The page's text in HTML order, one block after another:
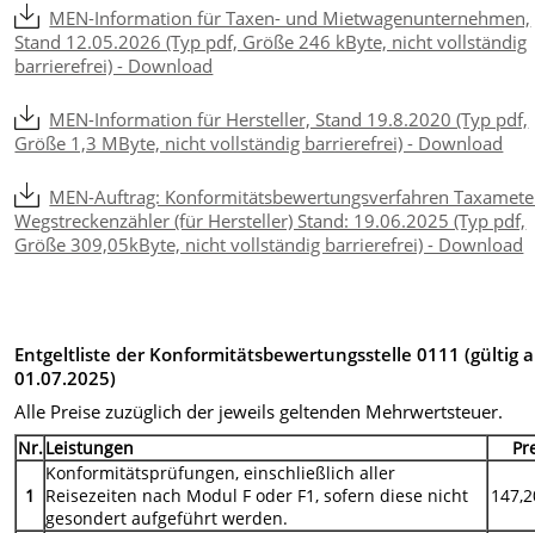
MEN-Information für Taxen- und Mietwagenunternehmen,
Stand 12.05.2026 (Typ pdf, Größe 246 kByte, nicht vollständig
barrierefrei) - Download
MEN-Information für Hersteller, Stand 19.8.2020 (Typ pdf,
Größe 1,3 MByte, nicht vollständig barrierefrei) - Download
MEN-Auftrag: Konformitätsbewertungsverfahren
Wegstreckenzähler (für Hersteller) Stand: 19.06.2025 (Typ pdf,
Größe 309,05kByte, nicht vollständig barrierefrei) - Download
Entgeltliste der Konformitätsbewertungsstelle 0111 (gültig
01.07.2025)
Alle Preise zuzüglich der jeweils geltenden Mehrwertsteuer.
Nr.Leistungen
1
Konformitätsprüfungen, einschließlich aller
Reisezeiten nach Modul F oder F1, sofern diese nicht
gesondert aufgeführt werden.